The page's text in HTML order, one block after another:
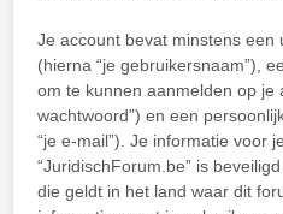
Je account bevat minstens een
(hierna “je gebruikersnaam”),
om te kunnen aanmelden op je
wachtwoord”) en een
“je e-mail”). Je informatie voor
“JuridischForum.be” is
die geldt in het land waar dit